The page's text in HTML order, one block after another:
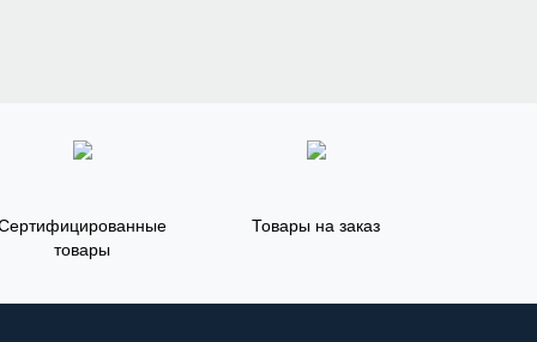
товары
Товары на заказ